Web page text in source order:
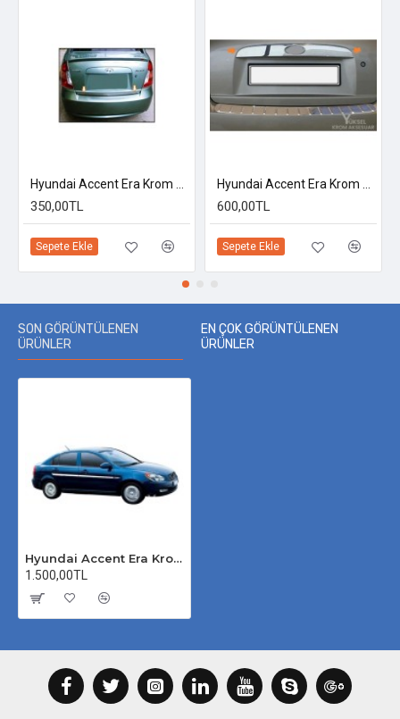
350,00TL
Sepete Ekle
600,00TL
Sepete Ekle
SON GÖRÜNTÜLENEN
ÜRÜNLER
EN ÇOK GÖRÜNTÜLENEN
ÜRÜNLER
Hyundai Accent Era Krom Yan Kapı Çıtası 2005-2011
1.500,00TL